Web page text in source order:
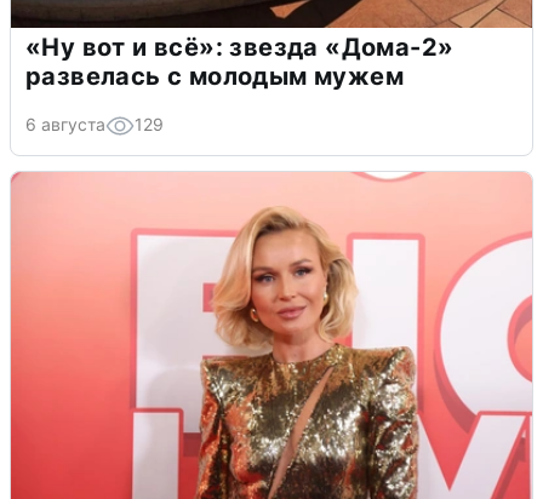
«Ну вот и всё»: звезда «Дома-2»
развелась с молодым мужем
6 августа 129